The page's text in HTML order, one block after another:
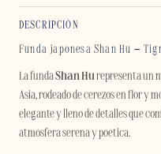
IPHONE
cantidad
DESCRIPCIÓN
Funda japonesa Shan Hu –
La fundaShan Hurepresenta un
Asia, rodeado de cerezos en flor y
elegante y lleno de detalles que
atmósfera serena y poética.